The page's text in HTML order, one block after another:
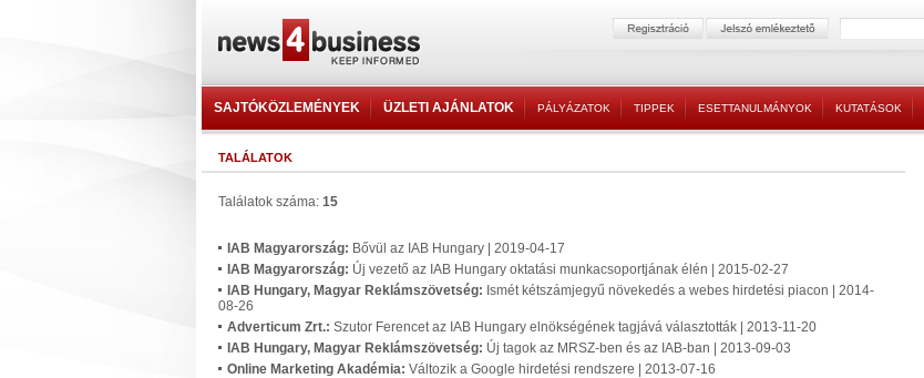
SAJTÓKÖZLEMÉNYEK ÜZLETI AJÁNLATOK PÁLYÁZATOK TIPPEK ESETTANULMÁNYOK KUTATÁSOK
TALÁLATOK
Találatok száma: 15
IAB Magyarország: Bővül az IAB Hungary | 2019-04-17
IAB Magyarország: Új vezető az IAB Hungary oktatási munkacsoportjának élén | 2015-02-27
IAB Hungary, Magyar Reklámszövetség: Ismét kétszámjegyű növekedés a webes hirdetési piacon | 2014-
08-26
Adverticum Zrt.: Szutor Ferencet az IAB Hungary elnökségének tagjává választották | 2013-11-20
IAB Hungary, Magyar Reklámszövetség: Új tagok az MRSZ-ben és az IAB-ban | 2013-09-03
Online Marketing Akadémia: Változik a Google hirdetési rendszere | 2013-07-16